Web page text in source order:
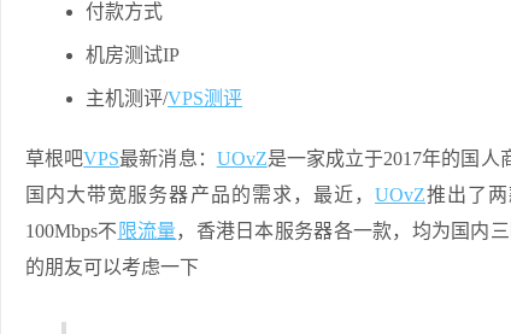
付款方式
机房测试IP
主机测评/VPS测评
草根吧VPS最新消息： UOvZ是一家成立于2017年的国人
国内大带宽服务器产品的需求，最近，UOvZ推出了
100Mbps不 限流量，香港日本服务器各一款，均为国内
的朋友可以考虑一下